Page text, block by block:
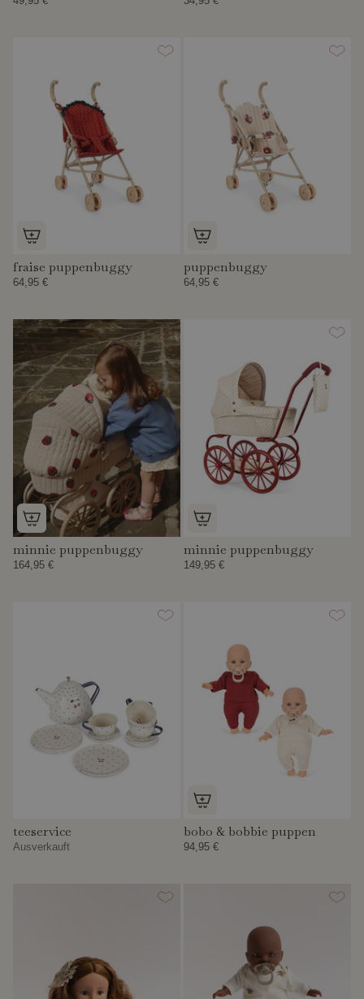
fraise puppenbuggy
64,95 €
puppenbuggy
64,95 €
minnie puppenbuggy
164,95 €
minnie puppenbuggy
149,95 €
teeservice
Ausverkauft
bobo & bobbie puppen
94,95 €